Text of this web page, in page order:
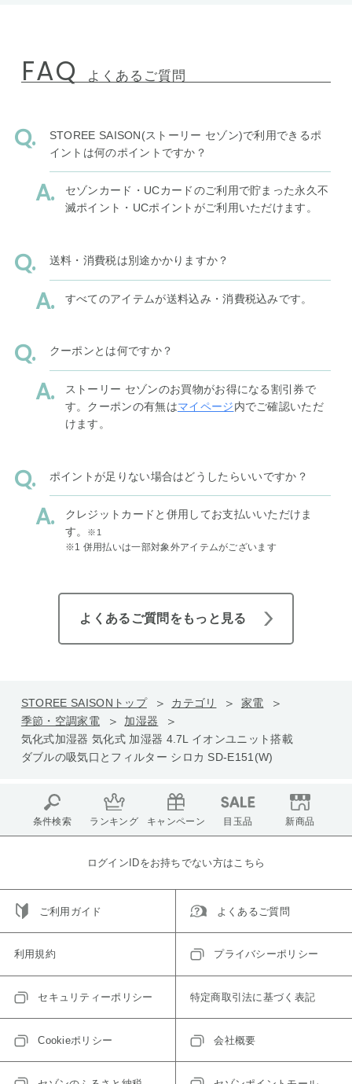
FAQ よくあるご質問
STOREE SAISON(ストーリー セゾン)で利用できるポ
イントは何のポイントですか？
セゾンカード・UCカードのご利用で貯まった永久不
滅ポイント・UCポイントがご利用いただけます。
送料・消費税は別途かかりますか？
すべてのアイテムが送料込み・消費税込みです。
クーポンとは何ですか？
ストーリー セゾンのお買物がお得になる割引券で
す。クーポンの有無はマイページ内でご確認いただ
けます。
ポイントが足りない場合はどうしたらいいですか？
クレジットカードと併用してお支払いいただけま
す。
※1
※1 併用払いは一部対象外アイテムがございます
よくあるご質問をもっと見る
STOREE SAISONトップ カテゴリ
家電
季節・空調家電
加湿器
気化式加湿器 気化式 加湿器 4.7L イオンユニット搭載
ダブルの吸気口とフィルター シロカ SD-E151(W)
条件検索 ランキング キャンペーン 目玉品 新商品
ログインIDをお持ちでない方はこちら
ご利用ガイド よくあるご質問
利用規約 プライバシーポリシー
セキュリティーポリシー 特定商取引法に基づく表記
Cookieポリシー 会社概要